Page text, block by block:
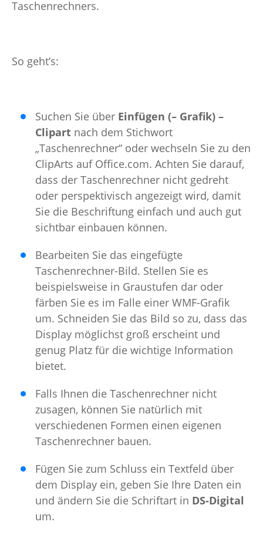
Taschenrechners.
So geht’s:
Suchen Sie über Einfügen (– Grafik) –
Clipart nach dem Stichwort
„Taschenrechner“ oder wechseln Sie zu den
ClipArts auf Office.com. Achten Sie darauf,
dass der Taschenrechner nicht gedreht
oder perspektivisch angezeigt wird, damit
Sie die Beschriftung einfach und auch gut
sichtbar einbauen können.
Bearbeiten Sie das eingefügte
Taschenrechner-Bild. Stellen Sie es
beispielsweise in Graustufen dar oder
färben Sie es im Falle einer WMF-Grafik
um. Schneiden Sie das Bild so zu, dass das
Display möglichst groß erscheint und
genug Platz für die wichtige Information
bietet.
Falls Ihnen die Taschenrechner nicht
zusagen, können Sie natürlich mit
verschiedenen Formen einen eigenen
Taschenrechner bauen.
Fügen Sie zum Schluss ein Textfeld über
dem Display ein, geben Sie Ihre Daten ein
und ändern Sie die Schriftart in DS-Digital
um.